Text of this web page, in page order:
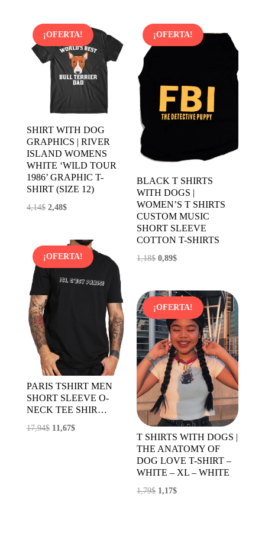
23,00$.17,47$.
era:
1,56$.
es:
1,12$.
¡OFERTA!
SHIRT WITH DOG
GRAPHICS | RIVER
ISLAND WOMENS
WHITE ‘WILD TOUR
1986’ GRAPHIC T-
SHIRT (SIZE 12)
4,14$ El
original
era:
4,14$.
2,48$El
actual
es:
2,48$.
¡OFERTA!
BLACK T SHIRTS
WITH DOGS |
WOMEN’S T SHIRTS
CUSTOM MUSIC
SHORT SLEEVE
COTTON T-SHIRTS
1,18$ El
original
era:
1,18$.
0,89$El
actual
es:
0,89$.
¡OFERTA!
PARIS TSHIRT MEN
SHORT SLEEVE O-
NECK TEE SHIR…
17,94$ El
11,67$El
¡OFERTA!
T SHIRTS WITH DOGS |
THE ANATOMY OF
DOG LOVE T-SHIRT –
WHITE – XL – WHITE
1,79$ El
1,17$El